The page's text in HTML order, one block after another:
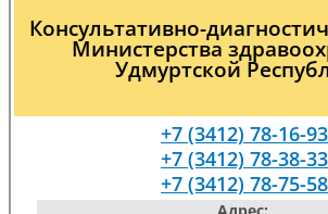
Консультативно-
Министерства
Удмуртской
+7 (3412) 78-16-93
+7 (3412) 78-38-33
+7 (3412) 78-75-58